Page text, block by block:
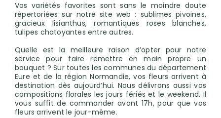
Vos variétés favorites sont sans le moindre doute
répertoriées sur notre site web : sublimes pivoines,
gracieux lisianthus, romantiques roses blanches,
tulipes chatoyantes entre autres.
Quelle est la meilleure raison d’opter pour notre
service pour faire remettre en main propre un
bouquet ? Sur toutes les communes du département
Eure et de la région Normandie, vos fleurs arrivent à
destination dès aujourd’hui. Nous délivrons aussi vos
compositions florales les jours fériés et le weekend. Il
vous suffit de commander avant 17h, pour que vos
fleurs arrivent le jour-même.